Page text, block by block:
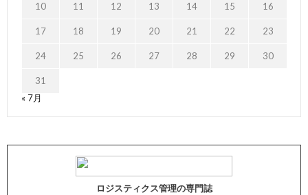
10 11 12 13 14 15 16
17 18 19 20 21 22 23
24 25 26 27 28 29 30
31
« 7月
ロジスティクス管理の専門誌